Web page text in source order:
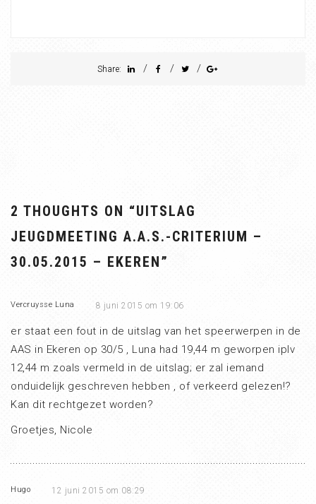
Share: / / /
2 THOUGHTS ON “UITSLAG
JEUGDMEETING A.A.S.-CRITERIUM –
30.05.2015 – EKEREN”
Vercruysse Luna 8 juni 2015 om 19:06
er staat een fout in de uitslag van het speerwerpen in de
AAS in Ekeren op 30/5 , Luna had 19,44 m geworpen iplv
12,44 m zoals vermeld in de uitslag; er zal iemand
onduidelijk geschreven hebben , of verkeerd gelezen!?
Kan dit rechtgezet worden?
Groetjes, Nicole
Hugo 12 juni 2015 om 08:29